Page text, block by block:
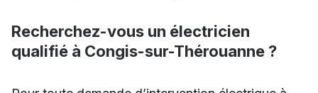
Recherchez-vous un électricien
qualifié à Congis-sur-Thérouanne ?